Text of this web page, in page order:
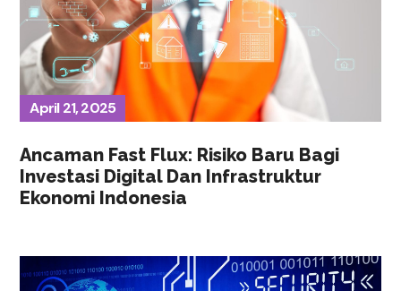
April 21, 2025
Ancaman Fast Flux: Risiko Baru Bagi
Investasi Digital Dan Infrastruktur
Ekonomi Indonesia